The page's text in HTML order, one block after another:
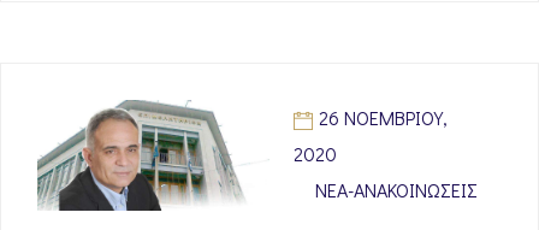
26 ΝΟΕΜΒΡΊΟΥ,
2020
ΝΈΑ-ΑΝΑΚΟΙΝΏΣΕΙΣ